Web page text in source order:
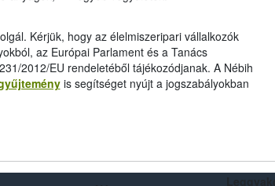
Kérjük, hogy az élelmiszeripari vállalkozók
az Európai Parlament és a Tanács
2012/EU rendeletéből tájékozódjanak. A Nébih
is segítséget nyújt a jogszabályokban